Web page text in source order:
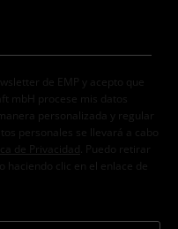
de EMP y acepto que
mbH procese mis datos
personalizada y regular
personales se llevará a cabo
de Privacidad . Puedo retirar
haciendo clic en el enlace de